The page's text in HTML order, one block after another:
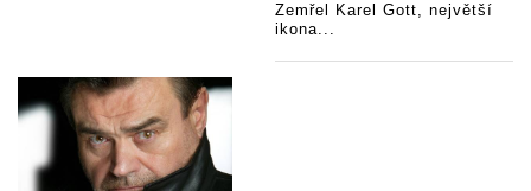
Zemřel Karel Gott, největší
ikona...